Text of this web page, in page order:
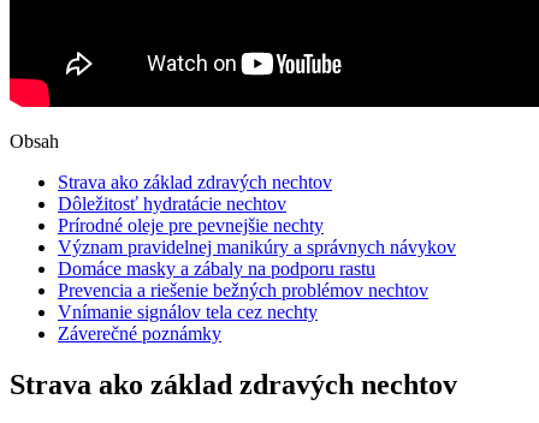
Obsah
Strava ako základ zdravých nechtov
Dôležitosť hydratácie nechtov
Prírodné oleje pre pevnejšie nechty
Význam pravidelnej manikúry a správnych návykov
Domáce masky a zábaly na podporu rastu
Prevencia a riešenie bežných problémov nechtov
Vnímanie signálov tela cez nechty
Záverečné poznámky
Strava ako základ zdravých nechtov